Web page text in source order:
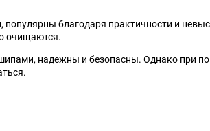
Xin Kai
ИЖ
благодаря практичности и
очищаются.
надежны и безопасны. Однако при